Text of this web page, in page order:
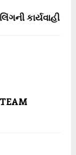
કાર્યવાહી